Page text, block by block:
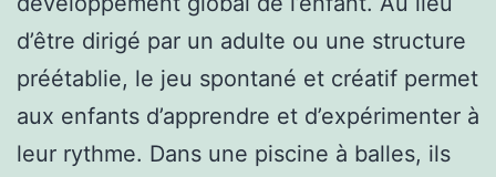
d’être dirigé par un adulte ou une structure
préétablie, le jeu spontané et créatif permet
aux enfants d’apprendre et d’expérimenter à
leur rythme. Dans une piscine à balles, ils